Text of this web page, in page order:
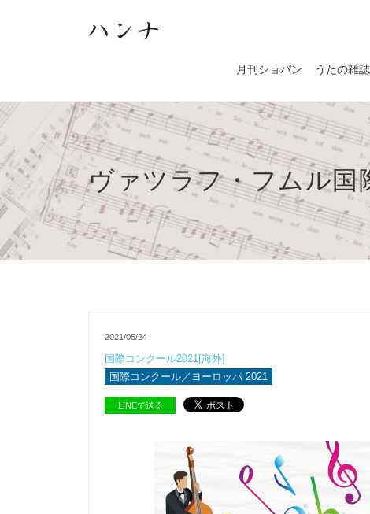
月刊ショパン うたの雑
ヴァツラフ・フムル国
2021/05/24
国際コンクール2021[海外]
国際コンクール／ヨーロッパ 2021
LINEで送る